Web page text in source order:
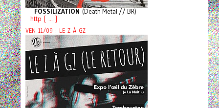
FOSSILIZATION (Death Metal // BR)
http [ ... ]
VEN 11/09 : LE Z À GZ